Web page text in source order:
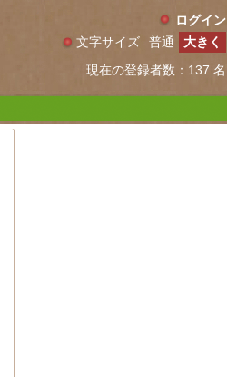
ログイン
現在の登録者数：137 名
文字サイズ 普通 大きく